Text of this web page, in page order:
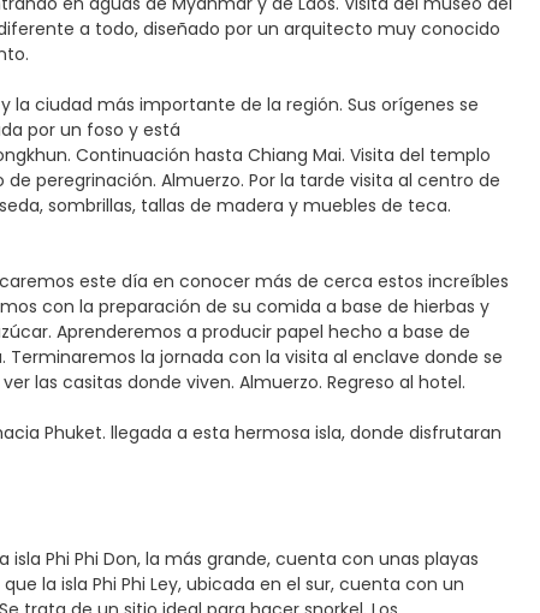
a todo, diseñado por un arquitecto muy conocido
la ciudad más importante de la región. Sus orígenes se
por un foso y está
Continuación hasta Chiang Mai. Visita del templo
peregrinación. Almuerzo. Por la tarde visita al centro de
sombrillas, tallas de madera y muebles de teca.
este día en conocer más de cerca estos increíbles
con la preparación de su comida a base de hierbas y
Aprenderemos a producir papel hecho a base de
la jornada con la visita al enclave donde se
las casitas donde viven. Almuerzo. Regreso al hotel.
Phuket. llegada a esta hermosa isla, donde disfrutaran
isla Phi Phi Don, la más grande, cuenta con unas playas
la isla Phi Phi Ley, ubicada en el sur, cuenta con un